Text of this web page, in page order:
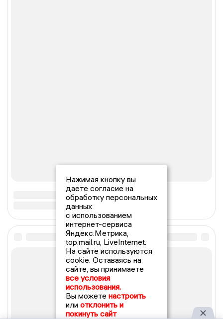
Нажимая кнопку вы
даете согласие на
обработку персональных
данных
с использованием
интернет-сервиса
Яндекс.Метрика,
top.mail.ru, LiveInternet.
На сайте используются
cookie. Оставаясь на
сайте, вы принимаете
все условия
использования.
Вы можете настроить
или отклонить и
покинуть сайт